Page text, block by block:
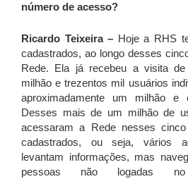
número de acesso?
Ricardo Teixeira – Hoje a RHS
cadastrados, ao longo desses
Rede. Ela já recebeu a visita de
milhão e trezentos mil usuários
aproximadamente um milhão e
Desses mais de um milhão de
acessaram a Rede nesses
cadastrados, ou seja, vários
levantam informações, mas
pessoas não logadas